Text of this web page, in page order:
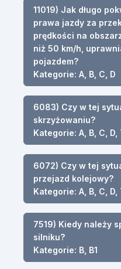
11019) Jak długo
prawa jazdy za
prędkości na
niż 50 km/h,
pojazdem?
Kategorie: A, B, C, D
6083) Czy w tej
skrzyżowaniu?
Kategorie: A, B, C, D,
6072) Czy w tej
przejazd kolejowy?
Kategorie: A, B, C, D,
7519) Kiedy należy
silniku?
Kategorie: B, B1